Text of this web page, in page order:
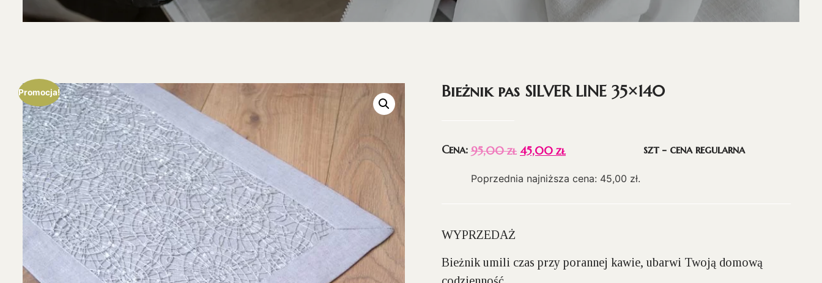
Promocja! Bieżnik pas SILVER LINE 35×140
Cena: 95,00zł 45,00 zł
Poprzednia najniższa cena: 45,00 zł.
szt - cena regularna
WYPRZEDAŻ
Bieżnik umili czas przy porannej kawie, ubarwi Twoją domową